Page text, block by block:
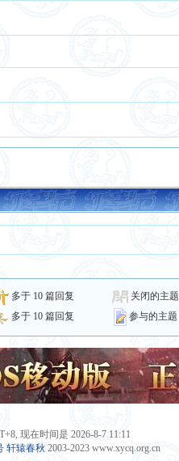
多于 10 篇回复
关闭的主题
多于 10 篇回复 参与的主题
现在时间是 2026-8-7 11:11
轩辕春秋 2003-2023 www.xycq.org.cn